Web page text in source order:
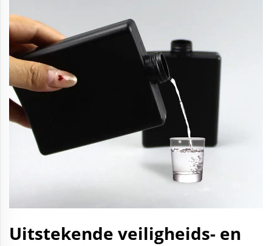
Uitstekende veiligheids- en